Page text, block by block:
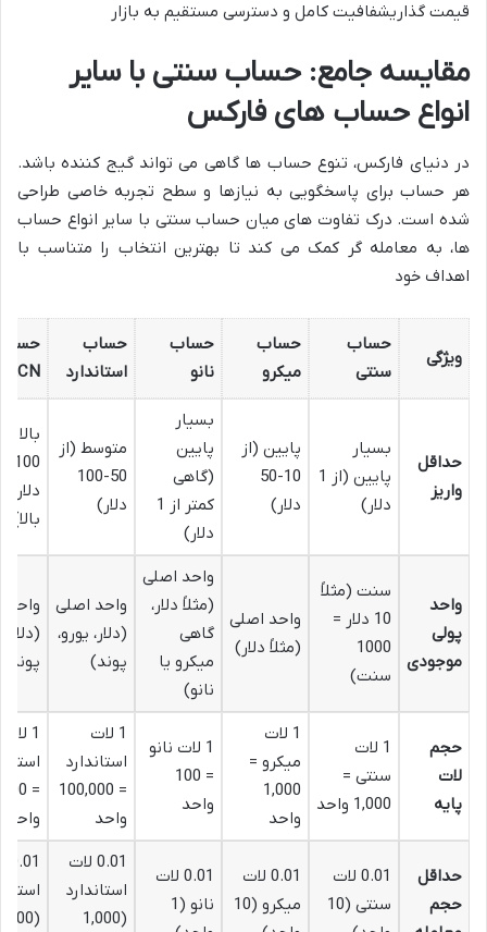
قیمت گذاریشفافیت کامل و دسترسی مستقیم به بازار
مقایسه جامع: حساب سنتی با سایر
انواع حساب های فارکس
در دنیای فارکس، تنوع حساب ها گاهی می تواند گیج کننده باشد.
هر حساب برای پاسخگویی به نیازها و سطح تجربه خاصی طراحی
شده است. درک تفاوت های میان حساب سنتی با سایر انواع حساب
ها، به معامله گر کمک می کند تا بهترین انتخاب را متناسب با
اهداف خود
ویژگی
حساب
سنتی
حساب
میکرو
حساب
نانو
حساب
استاندارد
ECN
حداقل
واریز
بسیار
پایین (از 1
دلار)
پایین (از
10-50
دلار)
بسیار
پایین
(گاهی
کمتر از 1
دلار)
متوسط (از
50-100
دلار)
بالا
دلار
بالا)
واحد
پولی
موجودی
سنت (مثلاً
10 دلار =
1000
سنت)
واحد اصلی
(مثلاً دلار)
واحد اصلی
(مثلاً دلار،
گاهی
میکرو یا
نانو)
واحد اصلی
(دلار، یورو،
پوند)
واحد
(دلار،
پوند)
حجم
لات
پایه
1 لات
سنتی =
1,000 واحد
1 لات
میکرو =
1,000
واحد
1 لات نانو
= 100
واحد
1 لات
استاندارد
= 100,000
واحد
1 لات
واحد
حداقل
حجم
0.01 لات
سنتی (10
0.01 لات
میکرو (10
0.01 لات
نانو (1
0.01 لات
استاندارد
(1,000